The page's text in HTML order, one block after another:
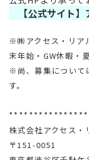
【公式サイト
※㈱アクセス・リア
末年始・GW休暇・
※尚、募集について
す。
株式会社アクセス・
〒151-0051